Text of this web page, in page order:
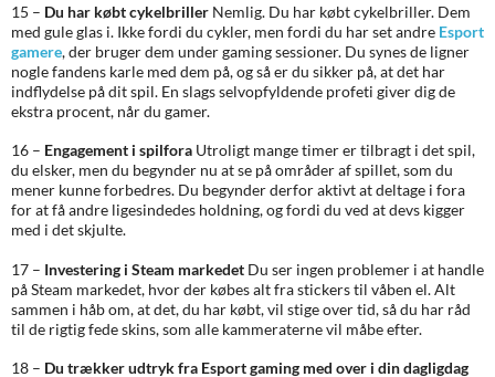
15 – Du har købt cykelbriller Nemlig. Du har købt cykelbriller. Dem
med gule glas i. Ikke fordi du cykler, men fordi du har set andre Esport
gamere, der bruger dem under gaming sessioner. Du synes de ligner
nogle fandens karle med dem på, og så er du sikker på, at det har
indflydelse på dit spil. En slags selvopfyldende profeti giver dig de
ekstra procent, når du gamer.
16 – Engagement i spilfora Utroligt mange timer er tilbragt i det spil,
du elsker, men du begynder nu at se på områder af spillet, som du
mener kunne forbedres. Du begynder derfor aktivt at deltage i fora
for at få andre ligesindedes holdning, og fordi du ved at devs kigger
med i det skjulte.
17 – Investering i Steam markedet Du ser ingen problemer i at handle
på Steam markedet, hvor der købes alt fra stickers til våben el. Alt
sammen i håb om, at det, du har købt, vil stige over tid, så du har råd
til de rigtig fede skins, som alle kammeraterne vil måbe efter.
18 – Du trækker udtryk fra Esport gaming med over i din dagligdag